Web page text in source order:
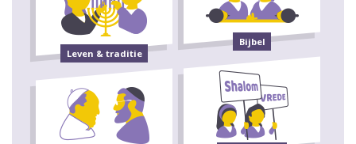
Leven & traditie
Bijbel